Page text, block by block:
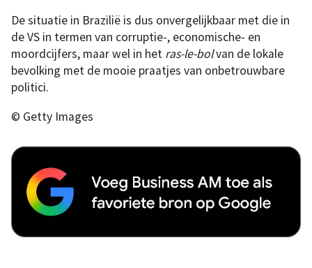
De situatie in Brazilië is dus onvergelijkbaar met die in
de VS in termen van corruptie-, economische- en
moordcijfers, maar wel in het ras-le-bolvan de lokale
bevolking met de mooie praatjes van onbetrouwbare
politici.
© Getty Images